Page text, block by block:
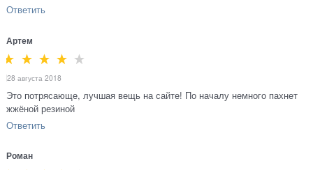
Ответить
Артем
28 августа 2018
Это потрясающе, лучшая вещь на сайте! По началу немного пахнет
жжёной резиной
Ответить
Роман